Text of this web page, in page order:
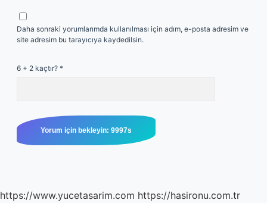
Daha sonraki yorumlarımda kullanılması için adım, e-posta adresim ve
site adresim bu tarayıcıya kaydedilsin.
6 + 2 kaçtır? *
https://www.yucetasarim.com https://hasironu.com.tr